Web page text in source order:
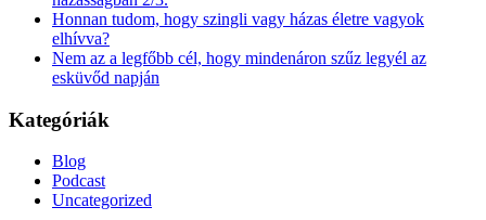
Honnan tudom, hogy szingli vagy házas életre vagyok
elhívva?
Nem az a legfőbb cél, hogy mindenáron szűz legyél az
esküvőd napján
Kategóriák
Blog
Podcast
Uncategorized